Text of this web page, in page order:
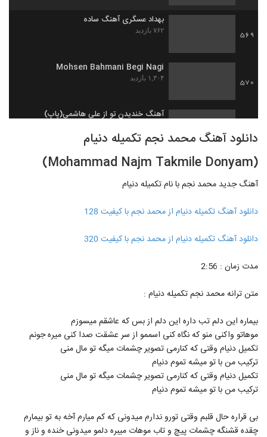
569
بهداد عسگری آهنگ ساده
۷۶۲ بازدید
570
Mohsen Bahmani Begi Nagi
۱,۳۰۴ بازدید
آهنگ خندیدن تو از علی هاشمی(پاپ)
موزیک زیبای لیلای من از ایمان غلامی
دانلود آهنگ تا ابد عاشقتم از امیرحسین نوشالی
به همراه متن ترانه
574
575
576
پرستو آهنگ حباب
۲,۵۴۲ بازدید
577
دانلود آهنگ علی یاسینی وای وای
دانلود آهنگ محمد نجم تکمیله دنیام
(Mohammad Najm Takmile Donyam)
آهنگ جدید محمد نجم با نام تکمیله دنیام
دانلود آهنگ تکمیله دنیام از محمد نجم با کیفیت 128
دانلود آهنگ تکمیله دنیام از محمد نجم با کیفیت 320
مدت زمان : 2:56
متن ترانه محمد نجم تکمیله دنیام :
بیماره این دلم تب داره این دلم از بس که عاشقم میسوزم
موهاتو واکنی منو که نگاه کنی اسممو از سر عشقت صدا کنی میره جونم
تکمیل دنیام وقتی که کنارمی تصویر چشمات میگه تو مال منی
ترکیب من با تو میشه تموم دنیام
تکمیل دنیام وقتی که کنارمی تصویر چشمات میگه تو مال منی
ترکیب من با تو میشه تموم دنیام
بی قراره حال قلبم وقتی تورو ندارم میدونی که کم میارم آخه به تو بیمارم
چقده قشنگه چشمات پیچ و تاب موهات میبره دلمو میدونی خنده و ناز و